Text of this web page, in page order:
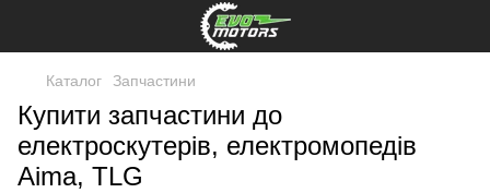
Каталог Запчастини
Купити запчастини до
електроскутерів, електромопедів
Aima, TLG